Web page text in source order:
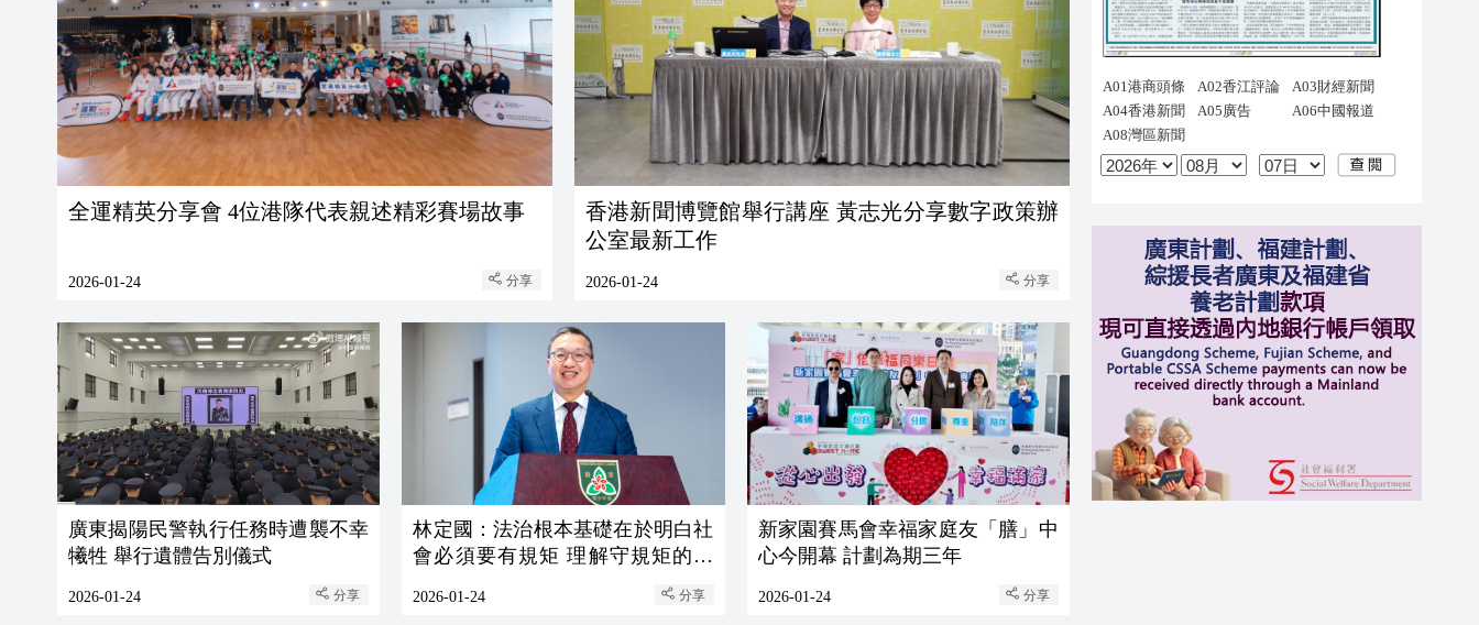
全運精英分享會 4位港隊代表親述精彩賽場故事
2026-01-24 分享
香港新聞博覽館舉行講座 黃志光分享數字政策辦
公室最新工作
2026-01-24 分享
廣東揭陽民警執行任務時遭襲不幸
犧牲 舉行遺體告別儀式
2026-01-24 分享
林定國：法治根本基礎在於明白社
會必須要有規矩 理解守規矩的重
2026-01-24 分享
新家園賽馬會幸福家庭友「膳」中
心今開幕 計劃為期三年
2026-01-24 分享